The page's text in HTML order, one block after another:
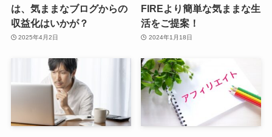
は、気ままなブログからの
収益化はいかが？
2025年4月2日
FIREより簡単な気ままな生
活をご提案！
2024年1月18日